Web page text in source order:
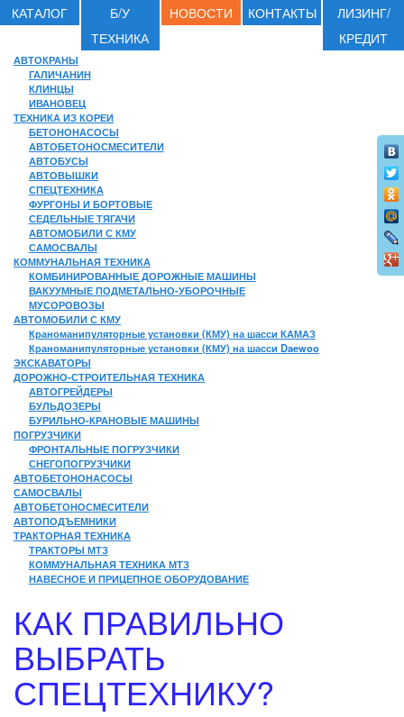
КАТАЛОГ
Б/У
ТЕХНИКА
НОВОСТИ КОНТАКТЫ
ЛИЗИНГ/
КРЕДИТ
АВТОКРАНЫ
ГАЛИЧАНИН
КЛИНЦЫ
ИВАНОВЕЦ
ТЕХНИКА ИЗ КОРЕИ
БЕТОНОНАСОСЫ
АВТОБЕТОНОСМЕСИТЕЛИ
АВТОБУСЫ
АВТОВЫШКИ
СПЕЦТЕХНИКА
ФУРГОНЫ И БОРТОВЫЕ
СЕДЕЛЬНЫЕ ТЯГАЧИ
АВТОМОБИЛИ С КМУ
САМОСВАЛЫ
КОММУНАЛЬНАЯ ТЕХНИКА
КОМБИНИРОВАННЫЕ ДОРОЖНЫЕ МАШИНЫ
ВАКУУМНЫЕ ПОДМЕТАЛЬНО-УБОРОЧНЫЕ
МУСОРОВОЗЫ
АВТОМОБИЛИ С КМУ
Краноманипуляторные установки (КМУ) на шасси КАМАЗ
Краноманипуляторные установки (КМУ) на шасси Daewoo
ЭКСКАВАТОРЫ
ДОРОЖНО-СТРОИТЕЛЬНАЯ ТЕХНИКА
АВТОГРЕЙДЕРЫ
БУЛЬДОЗЕРЫ
БУРИЛЬНО-КРАНОВЫЕ МАШИНЫ
ПОГРУЗЧИКИ
ФРОНТАЛЬНЫЕ ПОГРУЗЧИКИ
СНЕГОПОГРУЗЧИКИ
АВТОБЕТОНОНАСОСЫ
САМОСВАЛЫ
АВТОБЕТОНОСМЕСИТЕЛИ
АВТОПОДЪЕМНИКИ
ТРАКТОРНАЯ ТЕХНИКА
ТРАКТОРЫ МТЗ
КОММУНАЛЬНАЯ ТЕХНИКА МТЗ
НАВЕСНОЕ И ПРИЦЕПНОЕ ОБОРУДОВАНИЕ
КАК ПРАВИЛЬНО
ВЫБРАТЬ
СПЕЦТЕХНИКУ?